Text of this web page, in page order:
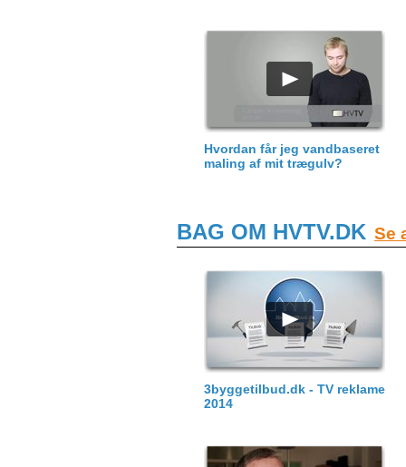
Hvordan får jeg vandbaseret
maling af mit trægulv?
BAG OM HVTV.DK Se
3byggetilbud.dk - TV reklame
2014